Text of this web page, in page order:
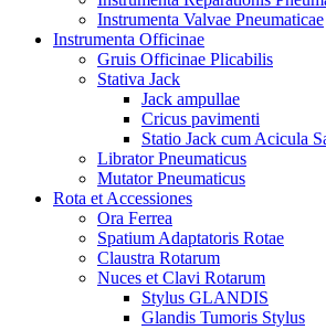
Instrumenta Valvae Pneumaticae
Instrumenta Officinae
Gruis Officinae Plicabilis
Stativa Jack
Jack ampullae
Cricus pavimenti
Statio Jack cum Acicula
Librator Pneumaticus
Mutator Pneumaticus
Rota et Accessiones
Ora Ferrea
Spatium Adaptatoris Rotae
Claustra Rotarum
Nuces et Clavi Rotarum
Stylus GLANDIS
Glandis Tumoris Stylus